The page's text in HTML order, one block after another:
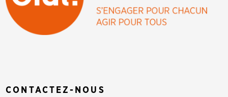
CONTACTEZ-NOUS